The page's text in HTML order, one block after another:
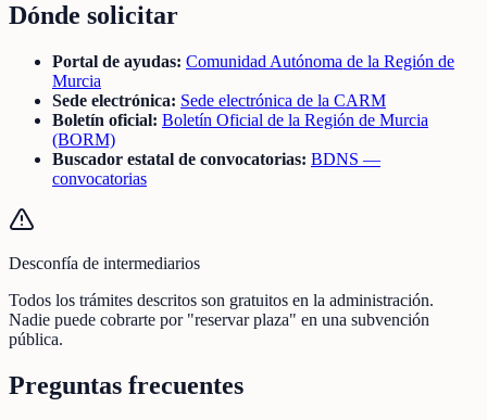
Dónde solicitar
Portal de ayudas: Comunidad Autónoma de la Región de
Murcia
Sede electrónica: Sede electrónica de la CARM
Boletín oficial: Boletín Oficial de la Región de Murcia
(BORM)
Buscador estatal de convocatorias: BDNS —
convocatorias
Desconfía de intermediarios
Todos los trámites descritos son gratuitos en la administración.
Nadie puede cobrarte por "reservar plaza" en una subvención
pública.
Preguntas frecuentes